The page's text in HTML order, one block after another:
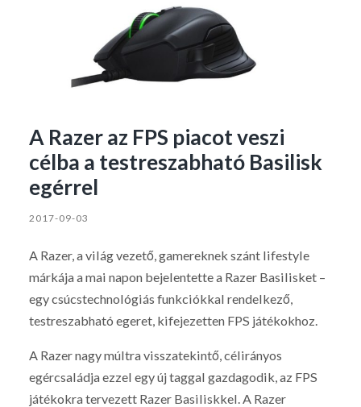
A Razer az FPS piacot veszi
célba a testreszabható Basilisk
egérrel
2017-09-03
A Razer, a világ vezető, gamereknek szánt lifestyle
márkája a mai napon bejelentette a Razer Basilisket –
egy csúcstechnológiás funkciókkal rendelkező,
testreszabható egeret, kifejezetten FPS játékokhoz.
A Razer nagy múltra visszatekintő, célirányos
egércsaládja ezzel egy új taggal gazdagodik, az FPS
játékokra tervezett Razer Basiliskkel. A Razer